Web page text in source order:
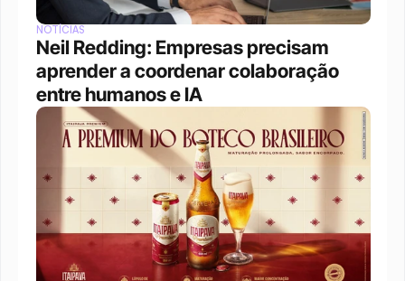
NOTÍCIAS
Neil Redding: Empresas precisam
aprender a coordenar colaboração
entre humanos e IA